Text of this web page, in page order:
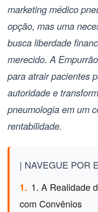
marketing médico
opção, mas uma
busca liberdade
merecido. A
para atrair pacientes
autoridade e
pneumologia em um
rentabilidade.
| NAVEGUE POR
1. 1. A Realidade
com Convênios